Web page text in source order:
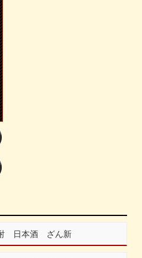
日本酒 ざん新